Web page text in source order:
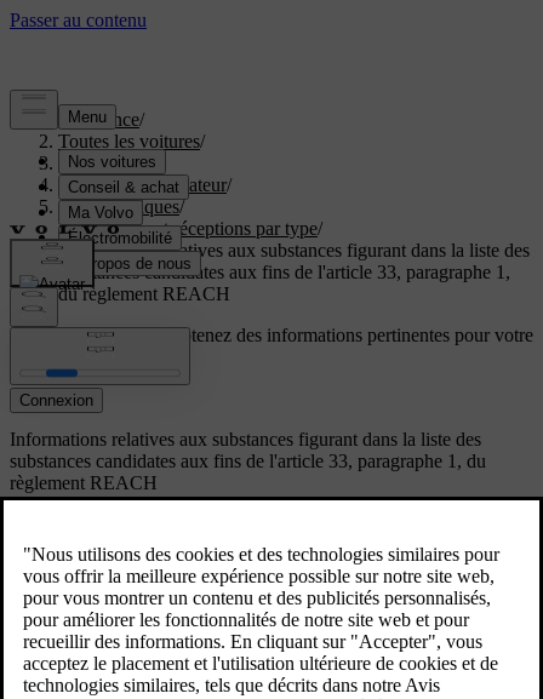
Assistance/
Toutes les voitures/
EX60 2027/
Manuel de l'utilisateur/
Caractéristiques/
Certificats et réceptions par type/
Informations relatives aux substances figurant dans la liste des
substances candidates aux fins de l'article 33, paragraphe 1,
du règlement REACH
Soutien personnaliséObtenez des informations pertinentes pour votre
Connexion
Informations relatives aux substances figurant dans la liste des
substances candidates aux fins de l'article 33, paragraphe 1, du
règlement REACH
REACH de façon générale, et de son article 33 en
particulier, qui correspondent à nos propres
engagements en faveur de la responsabilité dans la
production, dans la manipulation et dans l'utilisation
de nos produits.